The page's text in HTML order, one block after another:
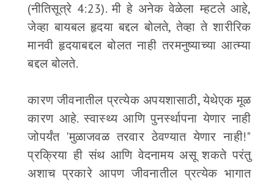
(नीतिसूत्रे 4:23). मी हे अनेक वेळेला म्हटले आहे,
जेव्हा बायबल हृदया बद्दल बोलते, तेव्हा ते शारीरिक
मानवी हृदयाबद्दल बोलत नाही तरमनुष्याच्या आत्म्या
बद्दल बोलते.
कारण जीवनातील प्रत्येक अपयशासाठी, येथेएक मूळ
कारण आहे. स्वास्थ्य आणि पुनर्स्थापना येणार नाही
जोपर्यंत 'मुळाजवळ तरवार ठेवण्यात येणार नाही!"
प्रक्रिया ही संथ आणि वेदनामय असू शकते परंतु
अशाच प्रकारे आपण जीवनातील प्रत्येक भागात